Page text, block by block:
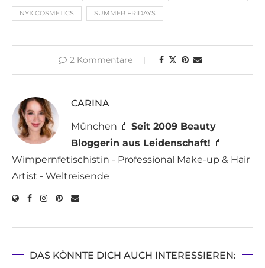
NYX COSMETICS SUMMER FRIDAYS
2 Kommentare
CARINA
München 💄 Seit 2009 Beauty
Bloggerin aus Leidenschaft! 💄
Wimpernfetischistin - Professional Make-up & Hair
Artist - Weltreisende
DAS KÖNNTE DICH AUCH INTERESSIEREN: